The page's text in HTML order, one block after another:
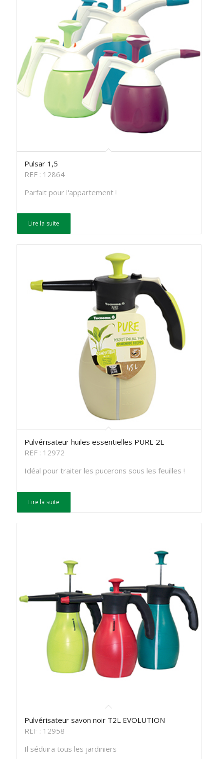
Pulsar 1,5
REF : 12864
Parfait pour l'appartement !
Lire la suite
Pulvérisateur huiles essentielles PURE 2L
REF : 12972
Idéal pour traiter les pucerons sous les feuilles !
Lire la suite
Pulvérisateur savon noir T2L EVOLUTION
REF : 12958
Il séduira tous les jardiniers